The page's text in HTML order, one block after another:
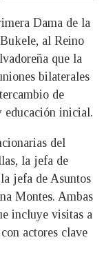
Dama de la
al Reino
que la
bilaterales
de
educación inicial.
del
la jefa de
jefa de Asuntos
Montes. Ambas
incluye visitas a
actores clave